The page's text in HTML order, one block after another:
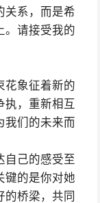
关系，而是希
。请接受我的
花象征着新的
执，重新相互
我们的未来而
自己的感受至
键的是你对她
的桥梁，共同